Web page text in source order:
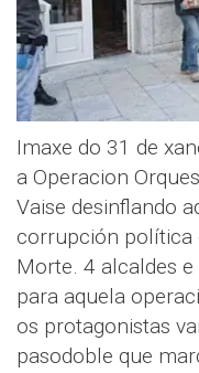
Imaxe do 31 de
a Operacion
Vaise desinflando
corrupción política
Morte. 4 alcaldes
para aquela
os protagonistas
pasodoble que